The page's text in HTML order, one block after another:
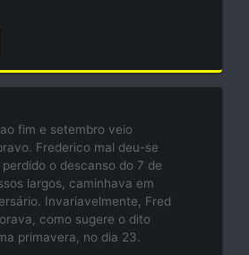
fim e setembro veio
Frederico mal deu-se
o descanso do 7 de
largos, caminhava em
Invariavelmente, Fred
como sugere o dito
primavera, no dia 23.